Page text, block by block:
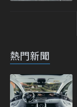
熱門新聞